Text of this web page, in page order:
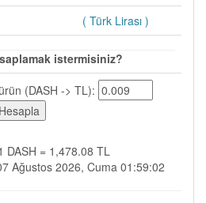
( Türk Lirası )
istermisiniz?
(DASH -> TL):
DASH = 1,478.08 TL
Ağustos 2026, Cuma 01:59:02